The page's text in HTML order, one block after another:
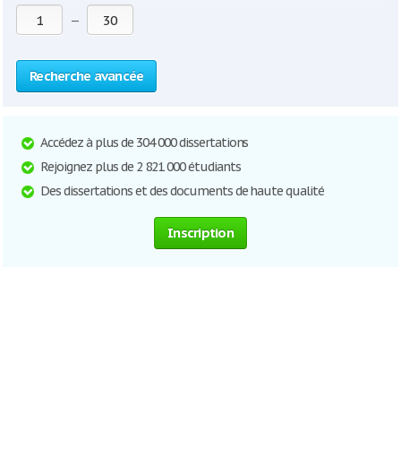
—
Recherche avancée
Accédez à plus de 304 000 dissertations
Rejoignez plus de 2 821 000 étudiants
Des dissertations et des documents de haute qualité
Inscription